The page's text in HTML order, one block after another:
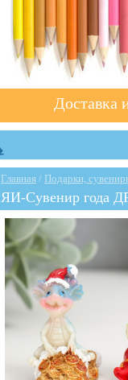
Доставка
Главная / Подарки,
ЯИ-Сувенир года